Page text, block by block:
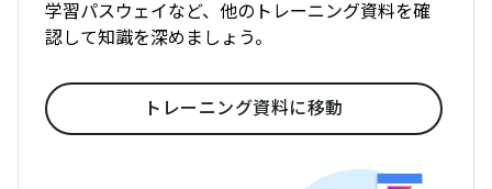
学習パスウェイなど、他のトレーニング資料を確
認して知識を深めましょう。
トレーニング資料に移動